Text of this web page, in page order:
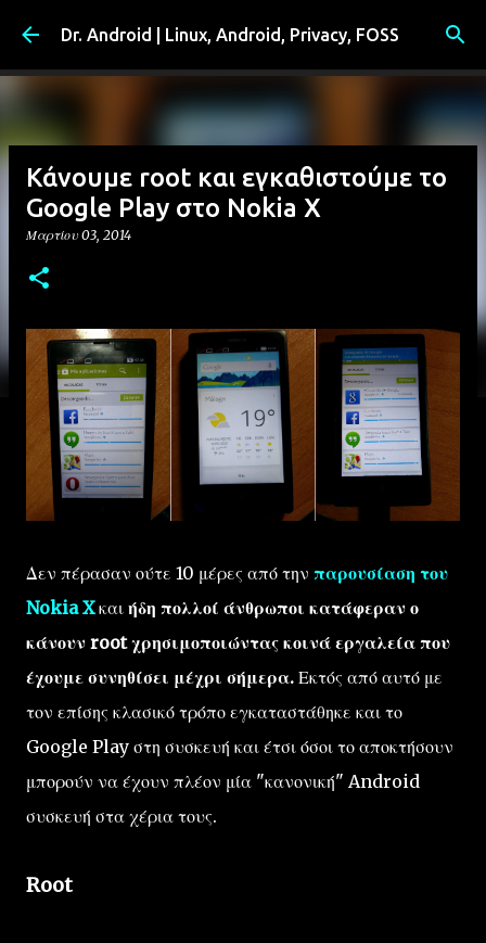
Μετάβαση στο κύριο περιεχόμενο
Dr. Android | Linux, Android, Privacy, FOSS
Κάνουμε root και εγκαθιστούμε το
Google Play στο Nokia X
Μαρτίου 03, 2014
Δεν πέρασαν ούτε 10 μέρες από την παρουσίαση του
Nokia Xκαι ήδη πολλοί άνθρωποι κατάφεραν ο
κάνουν root χρησιμοποιώντας κοινά εργαλεία που
έχουμε συνηθίσει μέχρι σήμερα. Εκτός από αυτό με
τον επίσης κλασικό τρόπο εγκαταστάθηκε και το
Google Play στη συσκευή και έτσι όσοι το αποκτήσουν
μπορούν να έχουν πλέον μία "κανονική" Android
συσκευή στα χέρια τους.
Root